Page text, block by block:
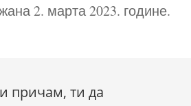
2. марта 2023. године.
причам, ти да